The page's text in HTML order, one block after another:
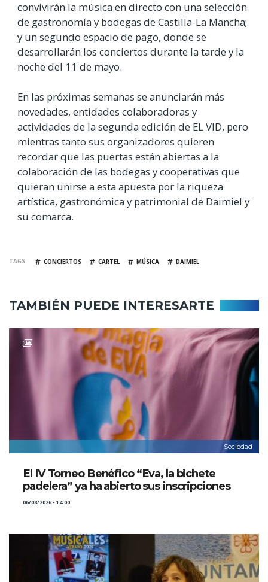
convivirán la música en directo con una selección
de gastronomía y bodegas de Castilla-La Mancha;
y un segundo espacio de pago, donde se
desarrollarán los conciertos durante la tarde y la
noche del 11 de mayo.
En las próximas semanas se anunciarán más
novedades, entidades colaboradoras y
actividades de la segunda edición de EL VID, pero
mientras tanto sus organizadores quieren
recordar que las puertas están abiertas a la
colaboración de las bodegas y cooperativas que
quieran unirse a esta apuesta por la riqueza
artística, gastronómica y patrimonial de Daimiel y
su comarca.
TAGS CONCIERTOS CARTEL MÚSICA DAIMIEL
TAMBIÉN PUEDE INTERESARTE
Sociedad
El IV Torneo Benéfico “Eva, la bichete
padelera” ya ha abierto sus inscripciones
06/08/2026 - 14:00